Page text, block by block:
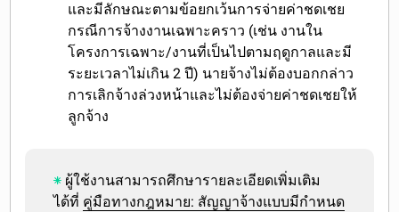
และมีลักษณะตามข้อยกเว้นการจ่ายค่าชดเชย
กรณีการจ้างงานเฉพาะคราว (เช่น งานใน
โครงการเฉพาะ/งานที่เป็นไปตามฤดูกาลและมี
ระยะเวลาไม่เกิน 2 ปี) นายจ้างไม่ต้องบอกกล่าว
การเลิกจ้างล่วงหน้าและไม่ต้องจ่ายค่าชดเชยให้
ลูกจ้าง
ผู้ใช้งานสามารถศึกษารายละเอียดเพิ่มเติม
ได้ที่ คู่มือทางกฎหมาย: สัญญาจ้างแบบมีกำหนด